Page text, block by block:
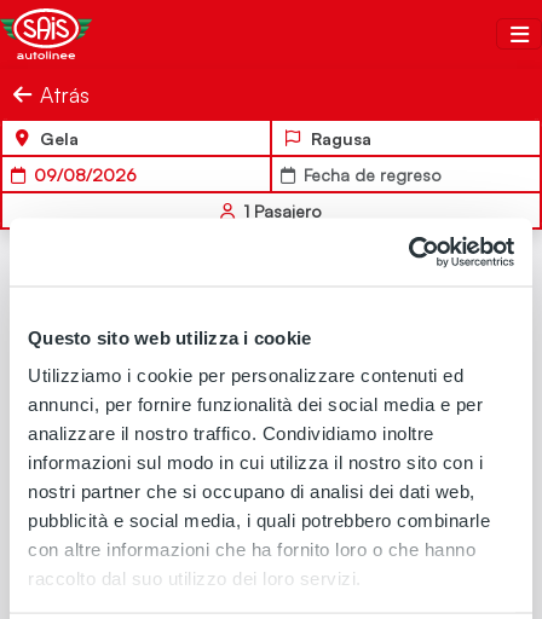
Questo sito web utilizza i cookie
Utilizziamo i cookie per personalizzare contenuti ed
annunci, per fornire funzionalità dei social media e per
analizzare il nostro traffico. Condividiamo inoltre
informazioni sul modo in cui utilizza il nostro sito con i
nostri partner che si occupano di analisi dei dati web,
pubblicità e social media, i quali potrebbero combinarle
con altre informazioni che ha fornito loro o che hanno
raccolto dal suo utilizzo dei loro servizi.
Salta al contenuto
Sais Autolinee
Atrás
Gela
Ragusa
09/08/2026
Fecha de regreso
1 Pasajero
No hay soluciones de viaje disponibles para los criterios de
búsqueda seleccionados